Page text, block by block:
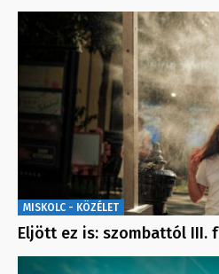
MISKOLC - KÖZÉLET
Eljött ez is: szombattól III.